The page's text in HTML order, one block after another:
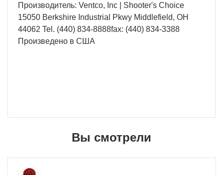
Производитель: Ventco, Inc | Shooter's Choice
15050 Berkshire Industrial Pkwy Middlefield, OH
44062 Tel. (440) 834-8888fax: (440) 834-3388
Произведено в США
Вы смотрели